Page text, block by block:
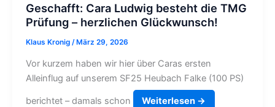
Geschafft: Cara Ludwig besteht die TMG
Prüfung – herzlichen Glückwunsch!
Klaus Kronig /März 29, 2026
Vor kurzem haben wir hier über Caras ersten
Alleinflug auf unserem SF25 Heubach Falke (100 PS)
berichtet – damals schon Weiterlesen →